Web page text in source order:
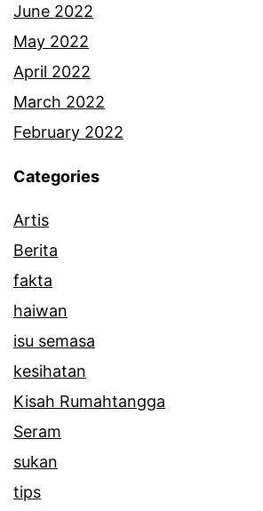
June 2022
May 2022
April 2022
March 2022
February 2022
Categories
Artis
Berita
fakta
haiwan
isu semasa
kesihatan
Kisah Rumahtangga
Seram
sukan
tips